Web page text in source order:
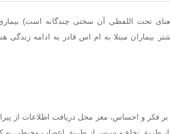
بیماران مبتلا به ام اس قادر به ادامه
فکر و احساس، مغز محل دریافت اطلاعات از